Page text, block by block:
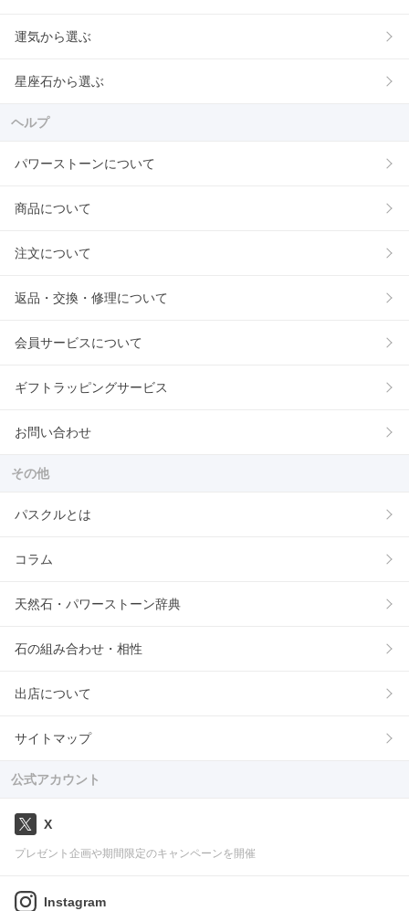
運気から選ぶ
星座石から選ぶ
ヘルプ
パワーストーンについて
商品について
注文について
返品・交換・修理について
会員サービスについて
ギフトラッピングサービス
お問い合わせ
その他
パスクルとは
コラム
天然石・パワーストーン辞典
石の組み合わせ・相性
出店について
サイトマップ
公式アカウント
X
プレゼント企画や期間限定のキャンペーンを開催
Instagram